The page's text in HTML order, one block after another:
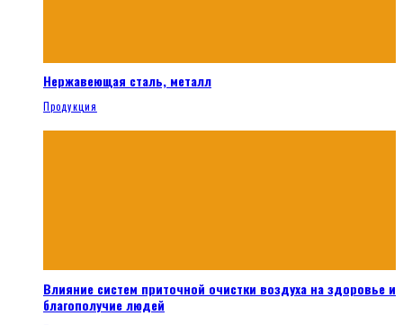
Нержавеющая сталь, металл
Продукция
Влияние систем приточной очистки воздуха на здоровье и
благополучие людей